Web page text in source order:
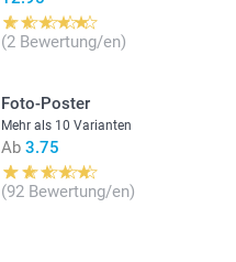
(2 Bewertung/en)
Foto-Poster
Mehr als 10 Varianten
Ab 3.75
(92 Bewertung/en)